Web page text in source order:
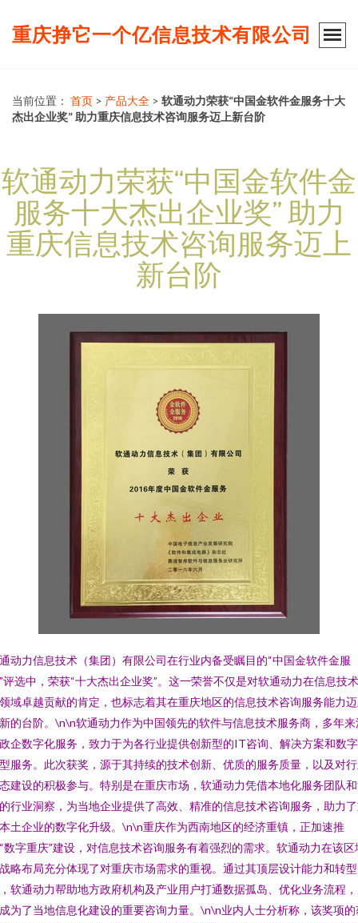
重庆挣它一个亿信息技术有限公司
当前位置： 首页 > 产品大全 > 软通动力荣获“中国金软件金服务十大
杰出企业奖” 助力重庆信息技术咨询服务迈上新台阶
软通动力荣获“中国金软件金
服务十大杰出企业奖” 助力
重庆信息技术咨询服务迈上
新台阶
动力信息技术（集团）有限公司在行业内备受瞩目的“中国金软件金服
评选中，荣获“十大杰出企业奖”。这一荣誉不仅是对软通动力在信息技
域卓越贡献的肯定，也标志着其在重庆地区的信息技术咨询服务能力
的台阶。\n\n软通动力作为中国领先的软件与信息技术服务商，多年来
企数字化服务，致力于为各行业提供创新型的IT咨询、解决方案和数
服务。此次获奖，源于其持续的技术创新、优质的服务质量，以及对
建设的积极参与。特别是在重庆市场，软通动力凭借本地化服务团队
行业洞察，为当地企业提供了高效、精准的信息技术咨询服务，助力
土企业的数字化升级。\n\n重庆作为西南地区的经济重镇，正加速推
数字重庆”建设，对信息技术咨询服务有着强烈的需求。软通动力在该区
略布局充分体现了对重庆市场需求的重视。通过其顶层设计能力和转
软通动力帮助地方政府机构及产业用户打通数据孤岛、优化业务流程
为了当地信息化建设的重要咨询力量。\n\n业内人士分析称，该奖项的